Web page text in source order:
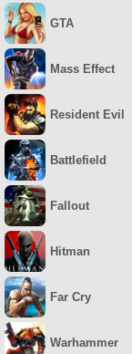
GTA
Mass Effect
Resident Evil
Battlefield
Fallout
Hitman
Far Cry
Warhammer